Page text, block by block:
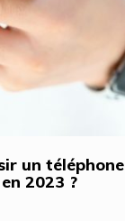
un téléphone
2023 ?